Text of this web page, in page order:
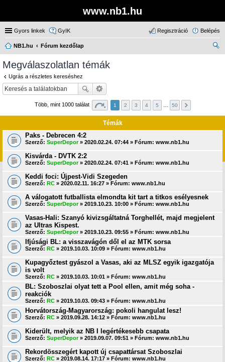
www.nb1.hu
Gyors linkek GyIK Belépés
Regisztráció
NB1.hu
Fórum kezdőlap
Megválaszolatlan témák
Ugrás a részletes kereséshez
Több, mint 1000 találat 1 2 3 4 5 50
Témák
Paks - Debrecen 4:2
Szerző: SuperDepor» 2020.02.24. 07:44 » Fórum: www.nb1.hu
Kisvárda - DVTK 2:2
Szerző: SuperDepor» 2020.02.24. 07:41 » Fórum: www.nb1.hu
Keddi foci: Újpest-Vidi Szegeden
Szerző: RC » 2020.02.11. 16:27 » Fórum: www.nb1.hu
A válogatott futballista elmondta kit tart a titkos esélyesnek
Szerző: SuperDepor» 2019.10.23. 10:00 » Fórum: www.nb1.hu
Vasas-Hali: Szanyó kivizsgáltatná Torghellét, majd megjelent
az Ultras Kispest.
Szerző: SuperDepor» 2019.10.23. 09:55 » Fórum: www.nb1.hu
Ifjúsági BL: a visszavágón dől el az MTK sorsa
Szerző: RC » 2019.10.03. 10:09 » Fórum: www.nb1.hu
Kupagyőztest gyászol a Vasas, aki az MLSZ egyik igazgatója
is volt
Szerző: RC » 2019.10.03. 10:01 » Fórum: www.nb1.hu
BL: Szoboszlai olyat tett a Pool ellen, amit még soha -
reakciók
Szerző: RC » 2019.10.03. 09:43 » Fórum: www.nb1.hu
Horvátország-Magyarország: pokoli hangulat lesz!
Szerző: RC » 2019.09.28. 14:12 » Fórum: www.nb1.hu
Kiderült, melyik az NB I legértékesebb csapata
Szerző: SuperDepor» 2019.09.07. 09:51 » Fórum: www.nb1.hu
Rekordösszegért kapott új csapattársat Szoboszlai
Szerző: RC » 2019.08.14. 17:17 » Fórum: www.nb1.hu